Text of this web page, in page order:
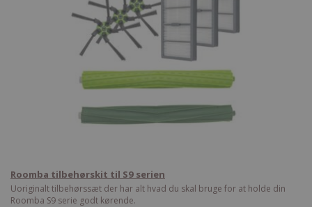
Roomba tilbehørskit til S9 serien
Uoriginalt tilbehørssæt der har alt hvad du skal bruge for at holde din
Roomba S9 serie godt kørende.